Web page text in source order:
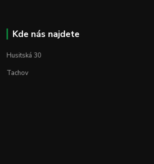
Kde nás najdete
Husitská 30
Tachov